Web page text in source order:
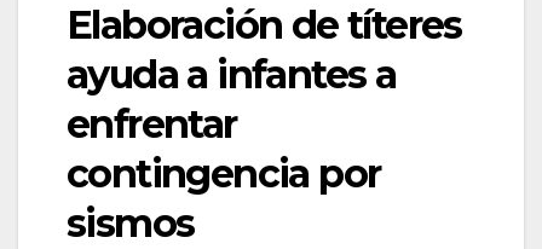
Elaboración de títeres
ayuda a infantes a
enfrentar
contingencia por
sismos